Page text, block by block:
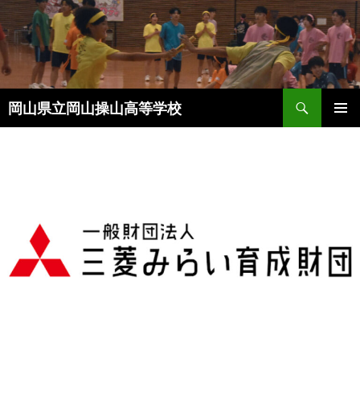
コ
ン
テ
ン
ツ
へ
ス
岡山県立岡山操山高等学校
索